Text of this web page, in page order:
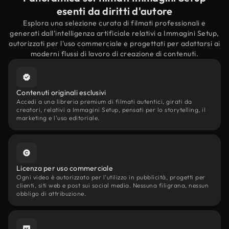
esenti da diritti d'autore
Esplora una selezione curata di filmati professionali e
generati dall'intelligenza artificiale relativi a Immagini Setup,
autorizzati per l'uso commerciale e progettati per adattarsi ai
moderni flussi di lavoro di creazione di contenuti.
Contenuti originali esclusivi
Accedi a una libreria premium di filmati autentici, girati da
creatori, relativi a Immagini Setup, pensati per lo storytelling, il
marketing e l'uso editoriale.
Licenza per uso commerciale
Ogni video è autorizzato per l'utilizzo in pubblicità, progetti per
clienti, siti web e post sui social media. Nessuna filigrana, nessun
obbligo di attribuzione.